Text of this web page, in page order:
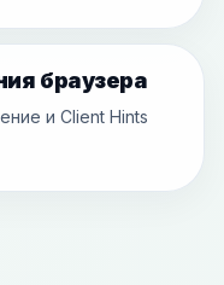
браузера
и Client Hints